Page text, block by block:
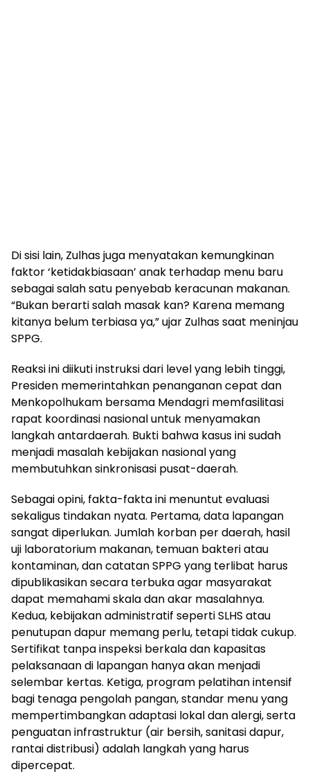
Di sisi lain, Zulhas juga menyatakan kemungkinan
faktor ‘ketidakbiasaan’ anak terhadap menu baru
sebagai salah satu penyebab keracunan makanan.
“Bukan berarti salah masak kan? Karena memang
kitanya belum terbiasa ya,” ujar Zulhas saat meninjau
SPPG.
Reaksi ini diikuti instruksi dari level yang lebih tinggi,
Presiden memerintahkan penanganan cepat dan
Menkopolhukam bersama Mendagri memfasilitasi
rapat koordinasi nasional untuk menyamakan
langkah antardaerah. Bukti bahwa kasus ini sudah
menjadi masalah kebijakan nasional yang
membutuhkan sinkronisasi pusat-daerah.
Sebagai opini, fakta-fakta ini menuntut evaluasi
sekaligus tindakan nyata. Pertama, data lapangan
sangat diperlukan. Jumlah korban per daerah, hasil
uji laboratorium makanan, temuan bakteri atau
kontaminan, dan catatan SPPG yang terlibat harus
dipublikasikan secara terbuka agar masyarakat
dapat memahami skala dan akar masalahnya.
Kedua, kebijakan administratif seperti SLHS atau
penutupan dapur memang perlu, tetapi tidak cukup.
Sertifikat tanpa inspeksi berkala dan kapasitas
pelaksanaan di lapangan hanya akan menjadi
selembar kertas. Ketiga, program pelatihan intensif
bagi tenaga pengolah pangan, standar menu yang
mempertimbangkan adaptasi lokal dan alergi, serta
penguatan infrastruktur (air bersih, sanitasi dapur,
rantai distribusi) adalah langkah yang harus
dipercepat.